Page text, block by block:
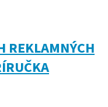
REKLAMNÝCH